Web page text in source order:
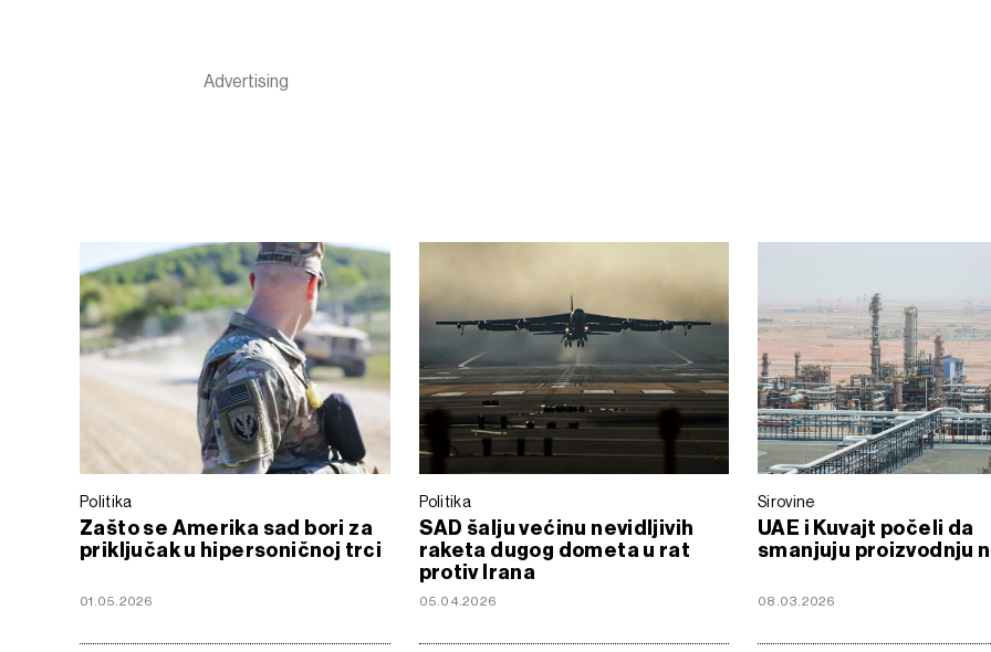
Politika
Zašto se Amerika sad bori za
priključak u hipersoničnoj trci
01.05.2026
Politika
SAD šalju većinu nevidljivih
raketa dugog dometa u rat
protiv Irana
05.04.2026
Sirovine
UAE i Kuvajt počeli da
smanjuju proizvodnju
08.03.2026